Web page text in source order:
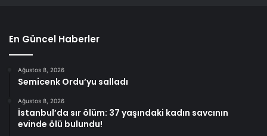
En Güncel Haberler
Ağustos 8, 2026
Semicenk Ordu’yu salladı
Ağustos 8, 2026
İstanbul’da sır ölüm: 37 yaşındaki kadın savcının
evinde ölü bulundu!